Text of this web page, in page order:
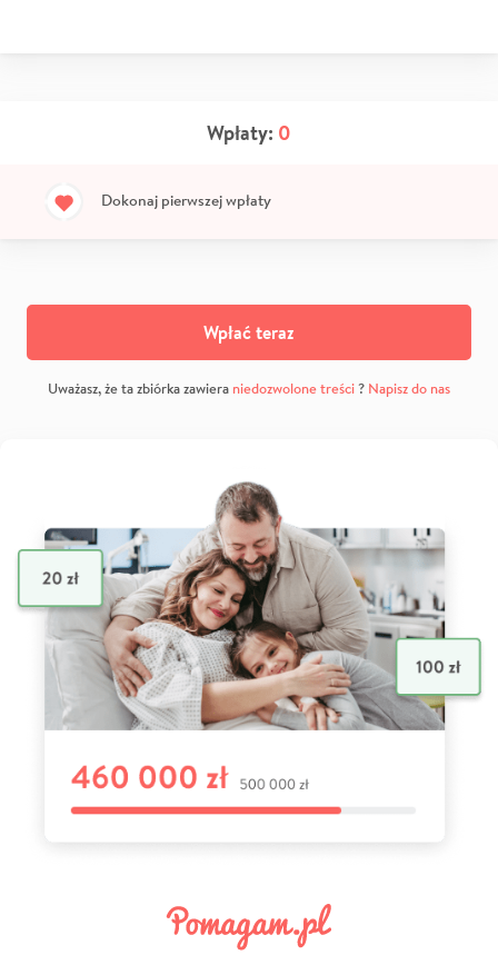
Wpłaty: 0
Dokonaj pierwszej wpłaty
Wpłać teraz
Uważasz, że ta zbiórka zawiera niedozwolone treści? Napisz do nas